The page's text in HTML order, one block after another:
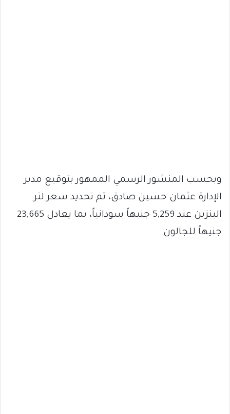
وبحسب المنشور الرسمي الممهور بتوقيع مدير
الإدارة عثمان حسين صادق، تم تحديد سعر لتر
البنزين عند 5,259 جنيهاً سودانياً، بما يعادل 23,665
جنيهاً للجالون.